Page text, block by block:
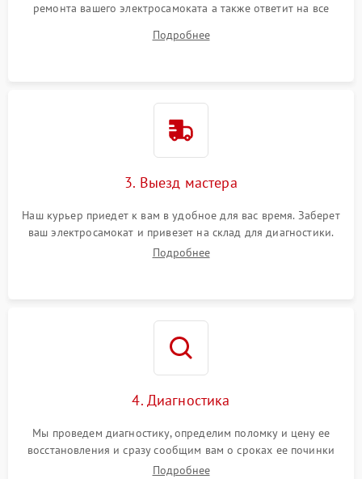
ремонта вашего электросамоката а также ответит на все
Подробнее
3. Выезд мастера
Наш курьер приедет к вам в удобное для вас время. Заберет
ваш электросамокат и привезет на склад для диагностики.
Подробнее
4. Диагностика
Мы проведем диагностику, определим поломку и цену ее
восстановления и сразу сообщим вам о сроках ее починки
Подробнее